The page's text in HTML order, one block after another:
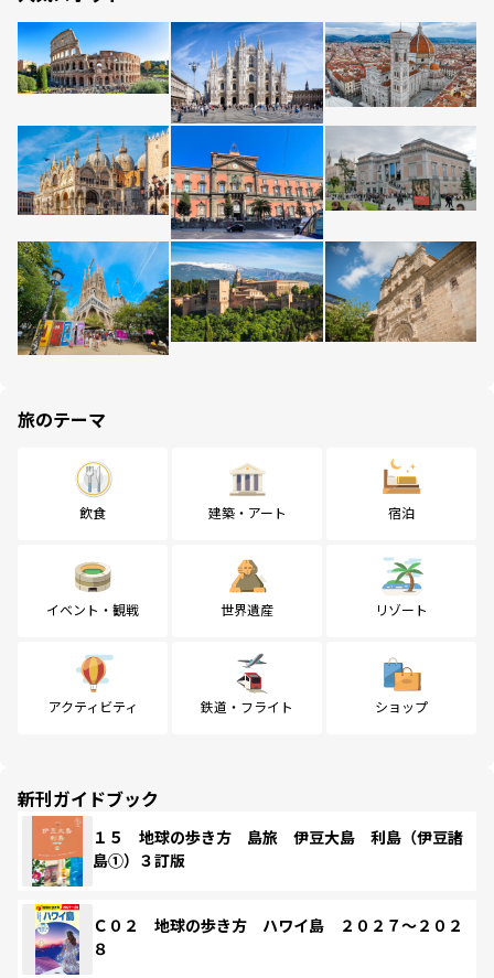
旅のテーマ
飲食 建築・アート 宿泊
イベント・観戦 世界遺産 リゾート
アクティビティ 鉄道・フライト ショップ
新刊ガイドブック
１５ 地球の歩き方 島旅 伊豆大島 利島（伊豆諸
島①）３訂版
Ｃ０２ 地球の歩き方 ハワイ島 ２０２７～２０２
８